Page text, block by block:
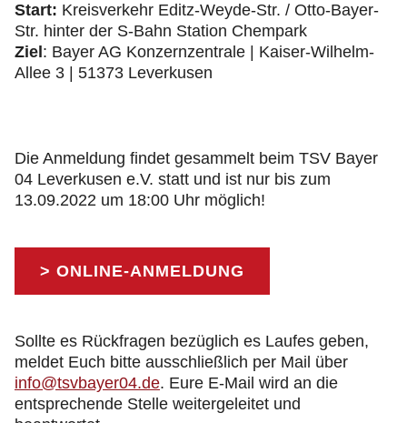
Start: Kreisverkehr Editz-Weyde-Str. / Otto-Bayer-
Str. hinter der S-Bahn Station Chempark
Ziel : Bayer AG Konzernzentrale | Kaiser-Wilhelm-
Allee 3 | 51373 Leverkusen
Die Anmeldung findet gesammelt beim TSV Bayer
04 Leverkusen e.V. statt und ist nur bis zum
13.09.2022 um 18:00 Uhr möglich!
> ONLINE-ANMELDUNG
Sollte es Rückfragen bezüglich es Laufes geben,
meldet Euch bitte ausschließlich per Mail über
info@tsvbayer04.de. Eure E-Mail wird an die
entsprechende Stelle weitergeleitet und